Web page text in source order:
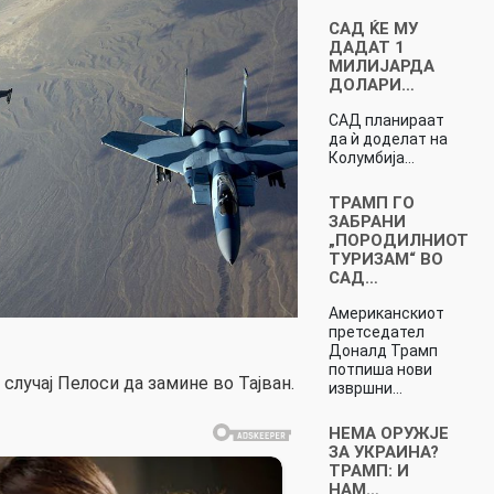
Пелоси да замине во Тајван.
САД ЌЕ МУ
ДАДАТ 1
МИЛИЈАРДА
ДОЛАРИ…
САД планираат
да ѝ доделат на
Колумбија…
ТРАМП ГО
ЗАБРАНИ
„ПОРОДИЛНИОТ
ТУРИЗАМ“ ВО
САД…
Американскиот
претседател
Доналд Трамп
потпиша нови
извршни…
НЕМА ОРУЖЈЕ
ЗА УКРАИНА?
ТРАМП: И
НАМ…